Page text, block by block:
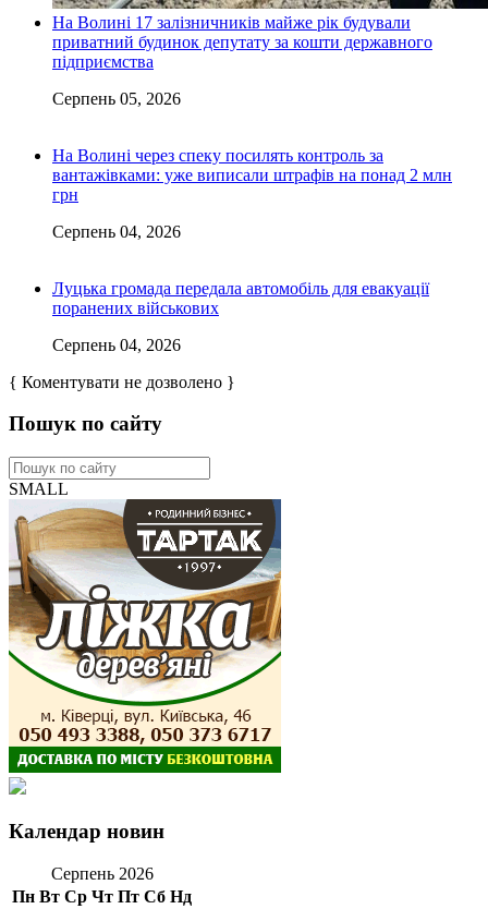
На Волині 17 залізничників майже рік будували
приватний будинок депутату за кошти державного
підприємства
Серпень 05, 2026
На Волині через спеку посилять контроль за
вантажівками: уже виписали штрафів на понад 2 млн
грн
Серпень 04, 2026
Луцька громада передала автомобіль для евакуації
поранених військових
Серпень 04, 2026
{ Коментувати не дозволено }
Пошук по сайту
SMALL
Календар новин
Серпень 2026
Пн Вт Ср Чт Пт Сб Нд